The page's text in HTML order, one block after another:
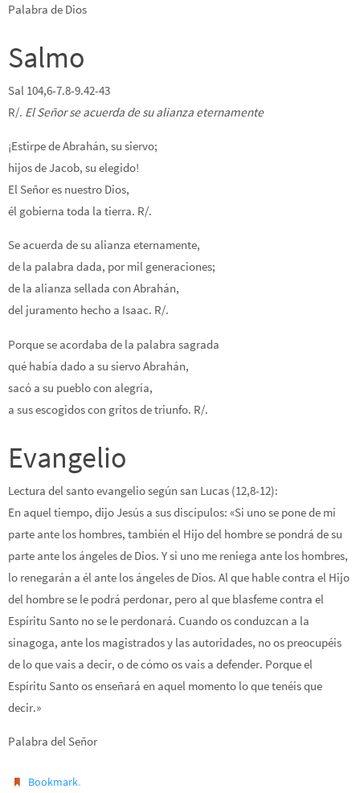
Palabra de Dios
Salmo
Sal 104,6-7.8-9.42-43
R/. El Señor se acuerda de su alianza eternamente
¡Estirpe de Abrahán, su siervo;
hijos de Jacob, su elegido!
El Señor es nuestro Dios,
él gobierna toda la tierra. R/.
Se acuerda de su alianza eternamente,
de la palabra dada, por mil generaciones;
de la alianza sellada con Abrahán,
del juramento hecho a Isaac. R/.
Porque se acordaba de la palabra sagrada
qué había dado a su siervo Abrahán,
sacó a su pueblo con alegría,
a sus escogidos con gritos de triunfo. R/.
Evangelio
Lectura del santo evangelio según san Lucas (12,8-12):
En aquel tiempo, dijo Jesús a sus discípulos: «Si uno se pone de mi
parte ante los hombres, también el Hijo del hombre se pondrá de su
parte ante los ángeles de Dios. Y si uno me reniega ante los hombres,
lo renegarán a él ante los ángeles de Dios. Al que hable contra el Hijo
del hombre se le podrá perdonar, pero al que blasfeme contra el
Espíritu Santo no se le perdonará. Cuando os conduzcan a la
sinagoga, ante los magistrados y las autoridades, no os preocupéis
de lo que vais a decir, o de cómo os vais a defender. Porque el
Espíritu Santo os enseñará en aquel momento lo que tenéis que
decir.»
Palabra del Señor
Bookmark.